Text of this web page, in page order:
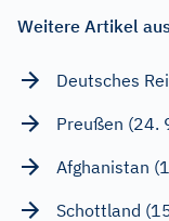
Weitere Artikel
Deutsches
Preußen (24.
Afghanistan
Schottland